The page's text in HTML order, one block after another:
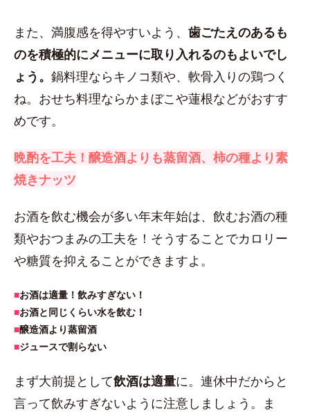
また、満腹感を得やすいよう、 歯ごたえのあるも
のを積極的にメニューに取り入れるのもよいでし
ょう。 鍋料理ならキノコ類や、軟骨入りの鶏つく
ね。おせち料理ならかまぼこや蓮根などがおすす
めです。
晩酌を工夫！醸造酒よりも蒸留酒、柿の種より素
焼きナッツ
お酒を飲む機会が多い年末年始は、飲むお酒の種
類やおつまみの工夫を！そうすることでカロリー
や糖質を抑えることができますよ。
■お酒は適量！飲みすぎない！
■お酒と同じくらい水を飲む！
■醸造酒より蒸留酒
■ジュースで割らない
まず大前提として飲酒は適量に。連休中だからと
言って飲みすぎないように注意しましょう。ま